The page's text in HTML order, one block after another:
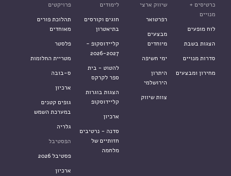
כרטיסים +
מנויים
לוח מופעים
הצגות בשבת
סדרות מנויים
מחירון ומבצעים
שיווק ארצי
רפרטואר
מבצעים
מיוחדים
ימי חשיפה
היתרון
הירושלמי
צוות שיווק
לימודים
חוגים וקורסים
בתיאטרון
קליידוסקופ -
2026-2027
להטוט - בית
ספר לקרקס
הצגות בוגרות
קליידוסקופ
ארכיון
סדנה - נרטיבים
חזותיים של
מלחמה
פרויקטים
תהלוכת פורים
מאוחדים
פלסטר
מטריית החלומות
ס-בובה
ארכיון
גופים קטנים
במערכת השמש
גלריה
הפסטיבל
פסטיבל 2026
ארכיון